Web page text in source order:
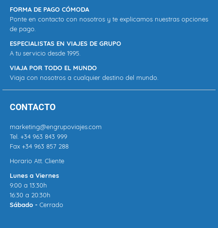
FORMA DE PAGO CÓMODA
Ponte en contacto con nosotros y te explicamos nuestras opciones
de pago.
ESPECIALISTAS EN VIAJES DE GRUPO
A tu servicio desde 1995.
VIAJA POR TODO EL MUNDO
Viaja con nosotros a cualquier destino del mundo.
CONTACTO
marketing@engrupoviajes.com
Tel. +34 963 843 999
Fax +34 963 857 288
Horario Att. Cliente
Lunes a Viernes
9:00 a 13:30h
16:30 a 20:30h
Sábado - Cerrado